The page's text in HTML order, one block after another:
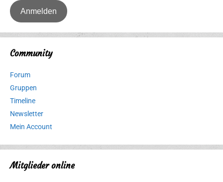
Community
Forum
Gruppen
Timeline
Newsletter
Mein Account
Mitglieder online